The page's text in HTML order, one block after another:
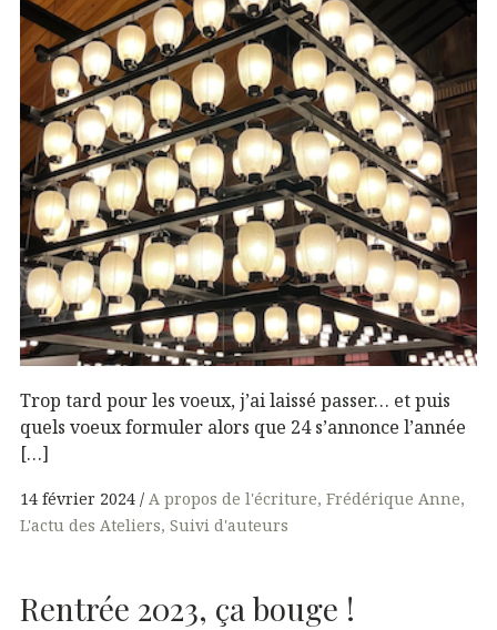
Trop tard pour les voeux, j’ai laissé passer… et puis
quels voeux formuler alors que 24 s’annonce l’année
[…]
14 février 2024 A propos de l'écriture Frédérique Anne
L'actu des Ateliers Suivi d'auteurs
Rentrée 2023, ça bouge !